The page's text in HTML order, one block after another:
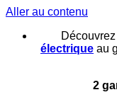
Aller au contenu
Découvrez
électrique au
2